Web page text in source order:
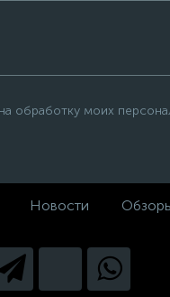
обработку моих
Новости